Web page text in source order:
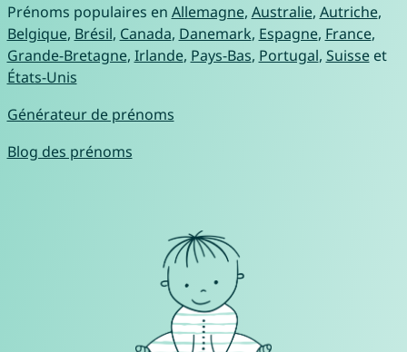
Prénoms populaires en Allemagne, Australie, Autriche,
Belgique, Brésil, Canada, Danemark, Espagne, France,
Grande-Bretagne, Irlande, Pays-Bas, Portugal, Suisseet
États-Unis
Générateur de prénoms
Blog des prénoms